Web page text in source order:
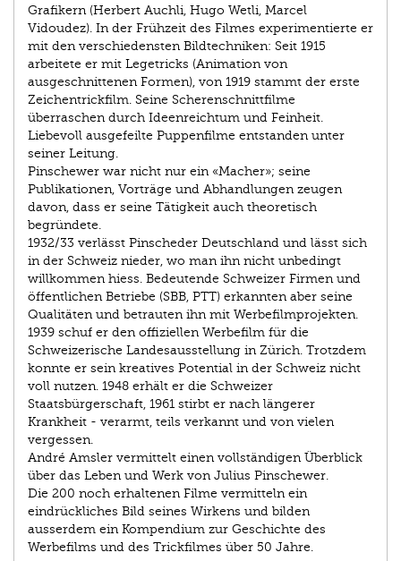
Grafikern (Herbert Auchli, Hugo Wetli, Marcel
Vidoudez). In der Frühzeit des Filmes experimentierte er
mit den verschiedensten Bildtechniken: Seit 1915
arbeitete er mit Legetricks (Animation von
ausgeschnittenen Formen), von 1919 stammt der erste
Zeichentrickfilm. Seine Scherenschnittfilme
überraschen durch Ideenreichtum und Feinheit.
Liebevoll ausgefeilte Puppenfilme entstanden unter
seiner Leitung.
Pinschewer war nicht nur ein «Macher»; seine
Publikationen, Vorträge und Abhandlungen zeugen
davon, dass er seine Tätigkeit auch theoretisch
begründete.
1932/33 verlässt Pinscheder Deutschland und lässt sich
in der Schweiz nieder, wo man ihn nicht unbedingt
willkommen hiess. Bedeutende Schweizer Firmen und
öffentlichen Betriebe (SBB, PTT) erkannten aber seine
Qualitäten und betrauten ihn mit Werbefilmprojekten.
1939 schuf er den offiziellen Werbefilm für die
Schweizerische Landesausstellung in Zürich. Trotzdem
konnte er sein kreatives Potential in der Schweiz nicht
voll nutzen. 1948 erhält er die Schweizer
Staatsbürgerschaft, 1961 stirbt er nach längerer
Krankheit - verarmt, teils verkannt und von vielen
vergessen.
André Amsler vermittelt einen vollständigen Überblick
über das Leben und Werk von Julius Pinschewer.
Die 200 noch erhaltenen Filme vermitteln ein
eindrückliches Bild seines Wirkens und bilden
ausserdem ein Kompendium zur Geschichte des
Werbefilms und des Trickfilmes über 50 Jahre.